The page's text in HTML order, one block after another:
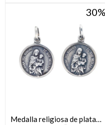
30
Medalla religiosa de plata